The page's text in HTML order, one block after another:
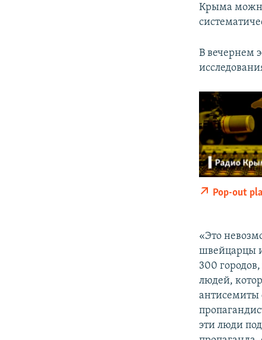
Крыма можно
В вечернем
Pop-out
«Это
швейцарцы
300
людей,
антисемиты
эти люди